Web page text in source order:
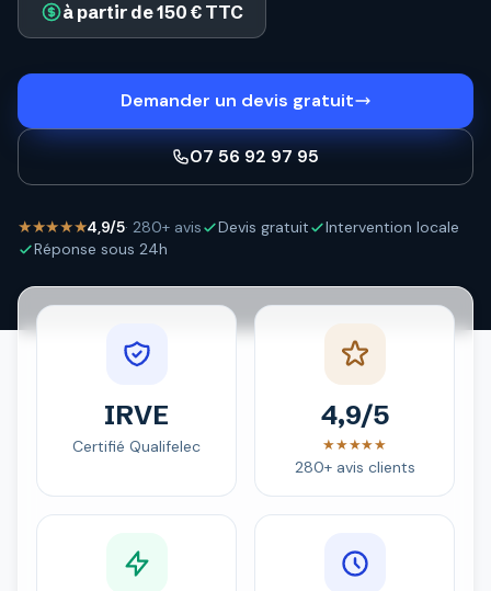
à partir de 150 € TTC
Demander un devis gratuit
07 56 92 97 95
★★★★★4,9/5· 280+ avis Devis gratuit
Intervention locale
Réponse sous 24h
IRVE
Certifié Qualifelec
4,9/5
★★★★★
280+ avis clients